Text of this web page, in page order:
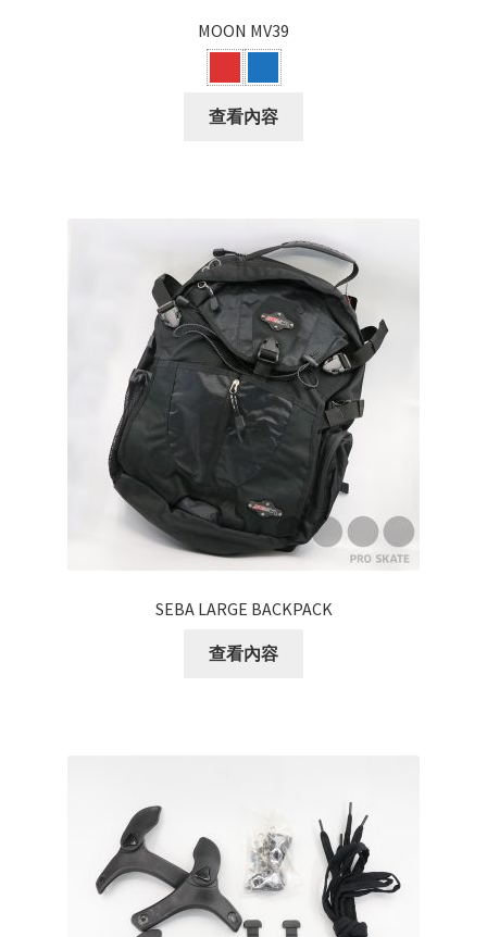
MOON MV39
查看內容
SEBA LARGE BACKPACK
查看內容